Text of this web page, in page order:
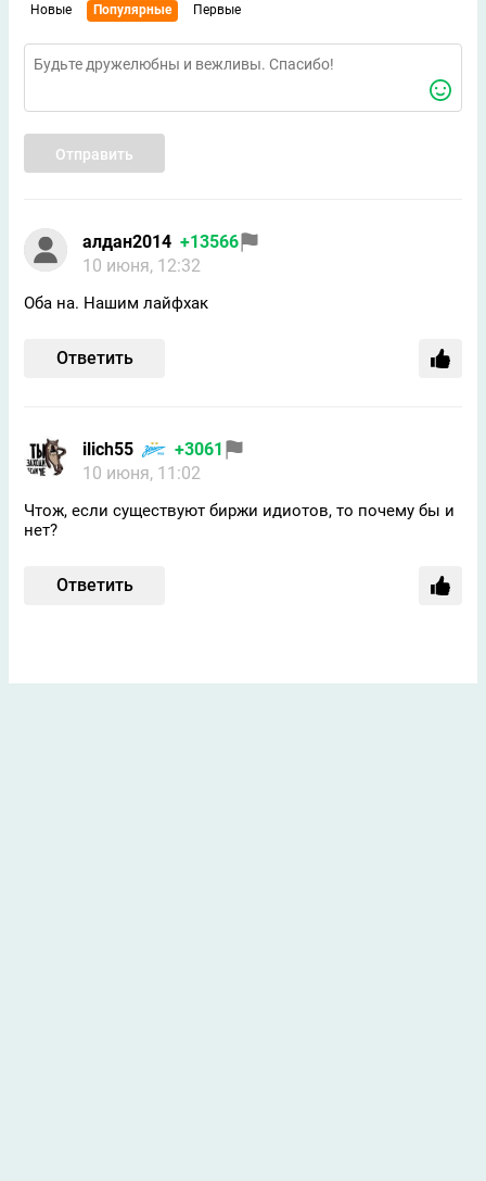
Новые Популярные Первые
Отправить
алдан2014 +13566
10 июня, 12:32
Оба на. Нашим лайфхак
Ответить
ilich55
+3061
10 июня, 11:02
Чтож, если существуют биржи идиотов, то почему бы и
нет?
Ответить